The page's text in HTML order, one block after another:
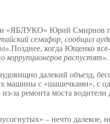
«ЯБЛУКО» Юрий Смирнов
семафор, сообщил
Позднее, когда Ющенко
коррупционеров распустят».
далекий объезд,
машины с «шашечками», с
из-за ремонта моста
– нечто далекое,